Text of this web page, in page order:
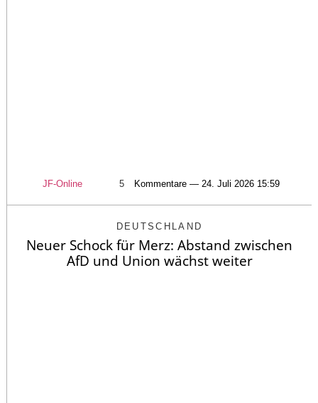
JF-Online 5 Kommentare — 24. Juli 2026 15:59
DEUTSCHLAND
Neuer Schock für Merz: Abstand zwischen
AfD und Union wächst weiter